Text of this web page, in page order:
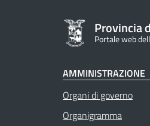
Provincia
Portale web
AMMINISTRAZIONE
Organi di governo
Organigramma